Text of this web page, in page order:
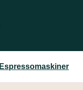
Espressomaskiner